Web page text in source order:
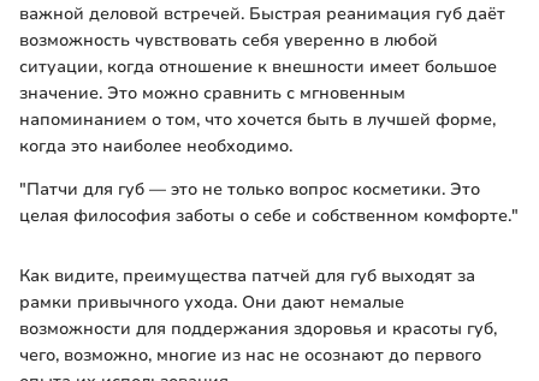
важной деловой встречей. Быстрая реанимация губ даёт
возможность чувствовать себя уверенно в любой
ситуации, когда отношение к внешности имеет большое
значение. Это можно сравнить с мгновенным
напоминанием о том, что хочется быть в лучшей форме,
когда это наиболее необходимо.
"Патчи для губ — это не только вопрос косметики. Это
целая философия заботы о себе и собственном комфорте."
Как видите, преимущества патчей для губ выходят за
рамки привычного ухода. Они дают немалые
возможности для поддержания здоровья и красоты губ,
чего, возможно, многие из нас не осознают до первого